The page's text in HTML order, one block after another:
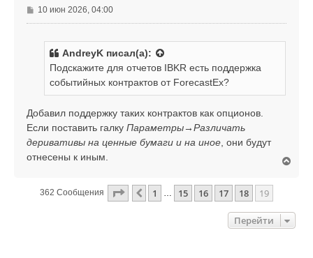
С
о
е
10 июн 2026, 04:00
AndreyK писал(а):
Подскажите для отчетов IBKR есть поддержка
событийных контрактов от ForecastEx?
Добавил поддержку таких контрактов как опционов.
Если поставить галку Параметры→Различать
деривативы на ценные бумаги и на иное , они будут
отнесены к иным.
т
ь
362 Сообщения Страница 19Из 19
Пред.
1 … 15 16 17 18 19
Перейти